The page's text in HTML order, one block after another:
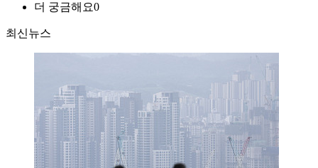
더 궁금해요0
최신뉴스